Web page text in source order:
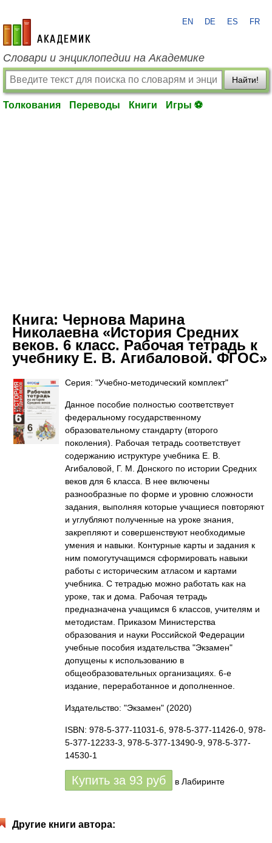
academic.ru
EN DE ES FR
Словари и энциклопедии на Академике
Найти!
Толкования Переводы Книги Игры ⚽
Книга: Чернова Марина
Николаевна «История Средних
веков. 6 класс. Рабочая тетрадь к
учебнику Е. В. Агибаловой. ФГОС»
Серия: "Учебно-методический комплект"
Данное пособие полностью соответствует
федеральному государственному
образовательному стандарту (второго
поколения). Рабочая тетрадь соответствует
содержанию иструктуре учебника Е. В.
Агибаловой, Г. М. Донского по истории Средних
веков для 6 класса. В нее включены
разнообразные по форме и уровню сложности
задания, выполняя которые учащиеся повторяют
и углубляют полученные на уроке знания,
закрепляют и совершенствуют необходимые
умения и навыки. Контурные карты и задания к
ним помогутучащимся сформировать навыки
работы с историческим атласом и картами
учебника. С тетрадью можно работать как на
уроке, так и дома. Рабочая тетрадь
предназначена учащимся 6 классов, учителям и
методистам. Приказом Министерства
образования и науки Российской Федерации
учебные пособия издательства "Экзамен"
допущены к использованию в
общеобразовательных организациях. 6-е
издание, переработанное и дополненное.
Издательство: "Экзамен" (2020)
ISBN: 978-5-377-11031-6, 978-5-377-11426-0, 978-
5-377-12233-3, 978-5-377-13490-9, 978-5-377-
14530-1
Купить за 93 руб в Лабиринте
Другие книги автора: